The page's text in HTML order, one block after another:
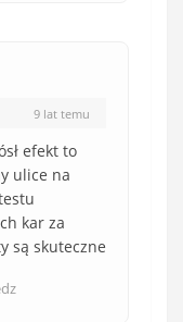
9 lat temu
efekt to
ulice na
kar za
są skuteczne